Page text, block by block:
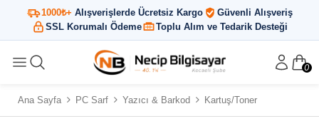
1000₺+ Alışverişlerde Ücretsiz Kargo
Güvenli Alışveriş
SSL Korumalı Ödeme
Toplu Alım ve Tedarik Desteği
0
Ana Sayfa PC Sarf Yazıcı & Barkod Kartuş/Toner